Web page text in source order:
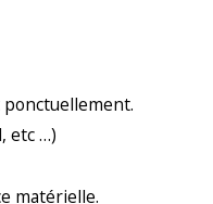
ponctuellement.
etc …)
matérielle.